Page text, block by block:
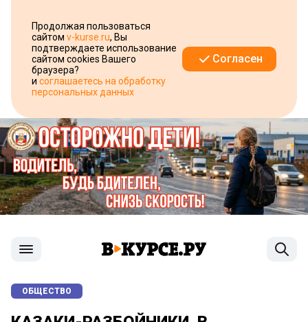
Продолжая пользоваться
сайтом v-kurse.ru, Вы
подтверждаете использование
сайтом cookies Вашего
браузера?
и соглашаетесь на обработку
персональных данных
Согласен
ОБЩЕСТВО